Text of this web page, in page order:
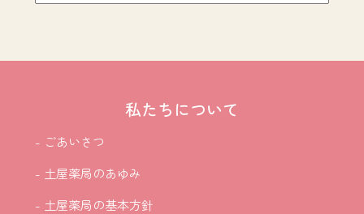
私たちについて
- ごあいさつ
- 土屋薬局のあゆみ
- 土屋薬局の基本方針